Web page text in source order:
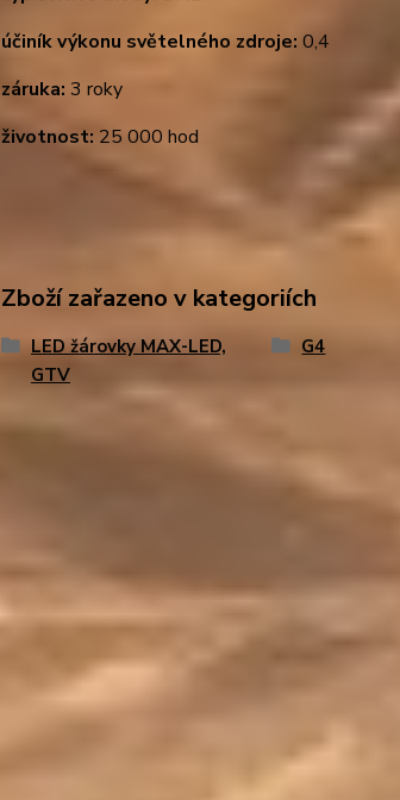
účiník výkonu světelného zdroje: 0,4
záruka: 3 roky
životnost: 25 000 hod
Zboží zařazeno v kategoriích
LED žárovky MAX-LED,
GTV
G4